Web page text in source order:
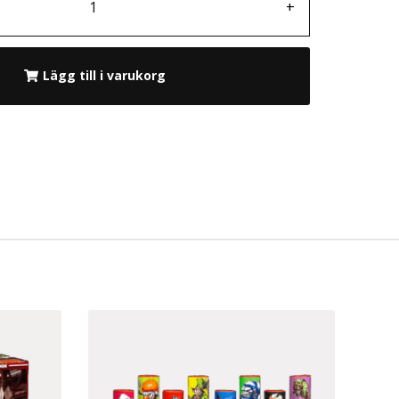
+
Lägg till i varukorg